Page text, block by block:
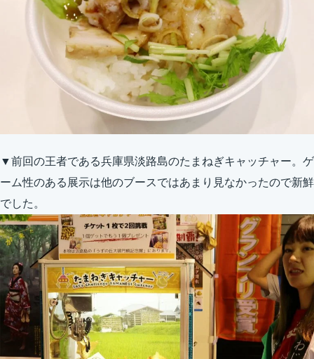
▼前回の王者である兵庫県淡路島のたまねぎキャッチャー。ゲ
ーム性のある展示は他のブースではあまり見なかったので新鮮
でした。